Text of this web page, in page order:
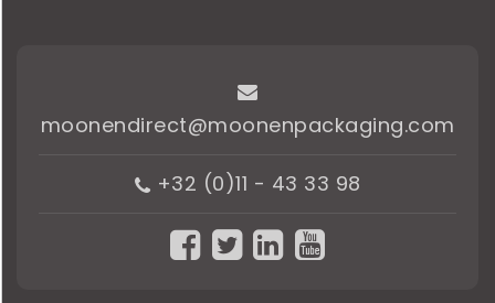
moonendirect@moonenpackaging.com
+32 (0)11 - 43 33 98